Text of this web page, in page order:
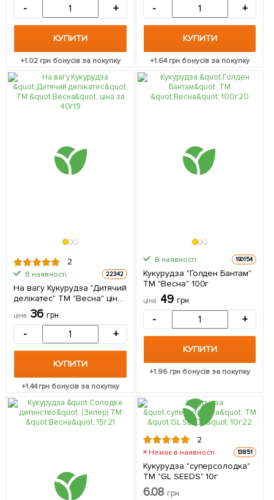
- +
КУПИТИ
+1.02 грн бонусів за покупку
- +
КУПИТИ
+1.64грн бонусів за покупку
2
В наявності. 22342
На вагу Кукурудза "Дитячий
делікатес" ТМ "Весна" ціна
за 40г
ціна 36 грн
- +
КУПИТИ
+1.44грн бонусів за покупку
В наявності. 190154
Кукурудза "Голден Бантам"
ТМ "Весна" 100г
ціна 49 грн
- +
КУПИТИ
+1.96 грн бонусів за покупку
2
Немає в наявності 13851
Кукурудза "суперсолодка"
ТМ "GL SEEDS" 10г
6.08 грн